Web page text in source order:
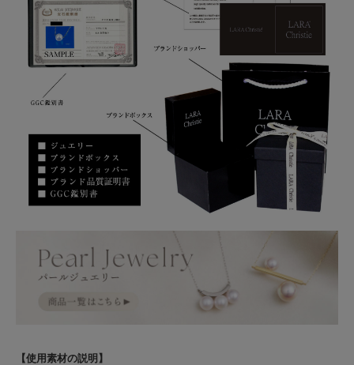
【使用素材の説明】